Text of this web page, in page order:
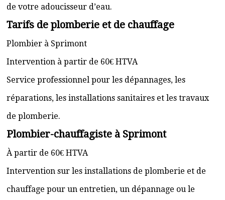
de votre adoucisseur d’eau.
Tarifs de plomberie et de chauffage
Plombier à Sprimont
Intervention à partir de 60€ HTVA
Service professionnel pour les dépannages, les
réparations, les installations sanitaires et les travaux
de plomberie.
Plombier-chauffagiste à Sprimont
À partir de 60€ HTVA
Intervention sur les installations de plomberie et de
chauffage pour un entretien, un dépannage ou le